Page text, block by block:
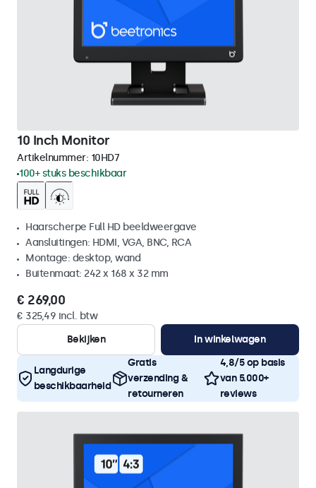
10 Inch Monitor
Artikelnummer: 10HD7
100+ stuks beschikbaar
Haarscherpe Full HD beeldweergave
Aansluitingen: HDMI, VGA, BNC, RCA
Montage: desktop, wand
Buitenmaat: 242 x 168 x 32 mm
€ 269,00
€ 325,49 incl. btw
Bekijken
In winkelwagen
Langdurige
beschikbaarheid
Gratis
verzending &
retourneren
4,8/5 op basis
van 5.000+
reviews